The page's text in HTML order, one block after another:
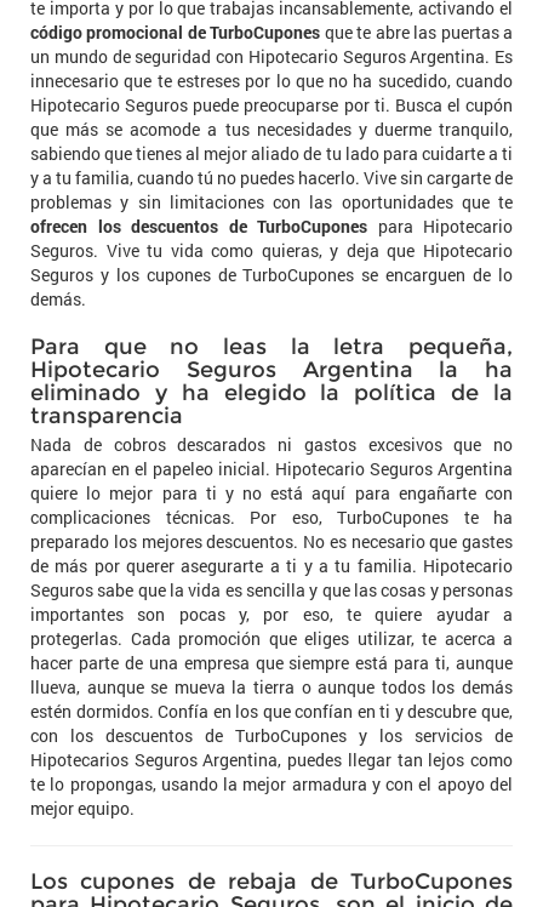
te importa y por lo que trabajas incansablemente, activando el
código promocional de TurboCupones que te abre las puertas a
un mundo de seguridad con Hipotecario Seguros Argentina. Es
innecesario que te estreses por lo que no ha sucedido, cuando
Hipotecario Seguros puede preocuparse por ti. Busca el cupón
que más se acomode a tus necesidades y duerme tranquilo,
sabiendo que tienes al mejor aliado de tu lado para cuidarte a ti
y a tu familia, cuando tú no puedes hacerlo. Vive sin cargarte de
problemas y sin limitaciones con las oportunidades que te
ofrecen los descuentos de TurboCupones para Hipotecario
Seguros. Vive tu vida como quieras, y deja que Hipotecario
Seguros y los cupones de TurboCupones se encarguen de lo
demás.
Para que no leas la letra pequeña,
Hipotecario Seguros Argentina la ha
eliminado y ha elegido la política de la
transparencia
Nada de cobros descarados ni gastos excesivos que no
aparecían en el papeleo inicial. Hipotecario Seguros Argentina
quiere lo mejor para ti y no está aquí para engañarte con
complicaciones técnicas. Por eso, TurboCupones te ha
preparado los mejores descuentos. No es necesario que gastes
de más por querer asegurarte a ti y a tu familia. Hipotecario
Seguros sabe que la vida es sencilla y que las cosas y personas
importantes son pocas y, por eso, te quiere ayudar a
protegerlas. Cada promoción que eliges utilizar, te acerca a
hacer parte de una empresa que siempre está para ti, aunque
llueva, aunque se mueva la tierra o aunque todos los demás
estén dormidos. Confía en los que confían en ti y descubre que,
con los descuentos de TurboCupones y los servicios de
Hipotecarios Seguros Argentina, puedes llegar tan lejos como
te lo propongas, usando la mejor armadura y con el apoyo del
mejor equipo.
Los cupones de rebaja de TurboCupones